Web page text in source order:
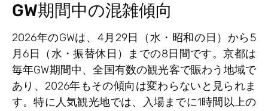
GW期間中の混雑傾向
2026年のGWは、4月29日（水・昭和の日）から5
月6日（水・振替休日）までの8日間です。京都は
毎年GW期間中、全国有数の観光客で賑わう地域で
あり、2026年もその傾向は変わらないと見られま
す。特に人気観光地では、入場までに1時間以上の